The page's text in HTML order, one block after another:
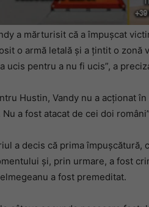
a mărturisit că a împușcat
o armă letală și a țintit o zonă
ucis pentru a nu fi ucis”, a
Hustin, Vandy nu a acționat
Nu a fost atacat de cei doi
a decis că prima împușcătură,
și, prin urmare, a fost
a fost premeditat.